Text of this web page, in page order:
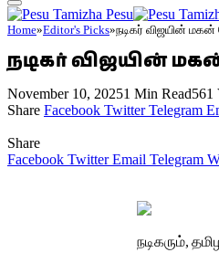
Home»Editor's Picks»நடிகர் விஜயின்
நடிகர் விஜயின்
November 10, 20251 Min Read561
Share Facebook Twitter Telegram
Share
Facebook Twitter Email Telegram
நடிகரும்,